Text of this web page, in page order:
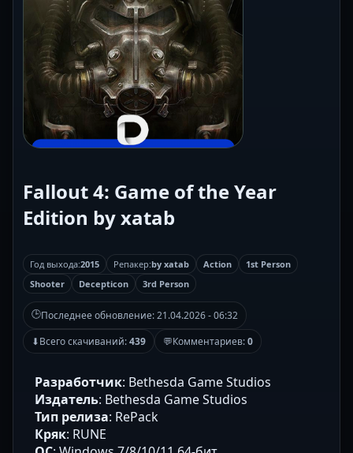
Fallout 4: Game of the Year
Edition by xatab
Год выхода:2015 Репакер:by xatab Action
1st Person
Shooter
Decepticon 3rd Person
🕒Последнее обновление:21.04.2026 - 06:32
⬇Всего скачиваний:439 💬Комментариев:0
Разработчик: Bethesda Game Studios
Издатель: Bethesda Game Studios
Тип релиза: RePack
Кряк: RUNE